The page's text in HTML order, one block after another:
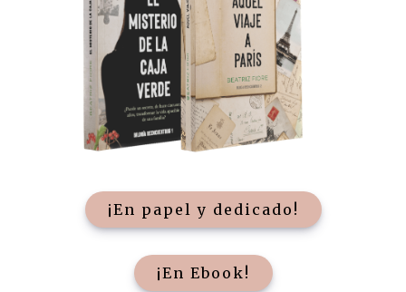
¡En papel y dedicado!
¡En Ebook!